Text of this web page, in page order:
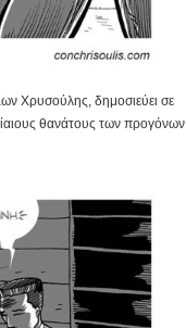
Χρυσούλης, δημοσιεύει σε
θανάτους των προγόνων